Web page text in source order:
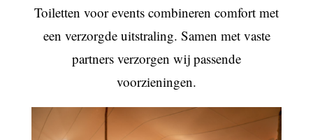
Toiletten voor events combineren comfort met
een verzorgde uitstraling. Samen met vaste
partners verzorgen wij passende
voorzieningen.